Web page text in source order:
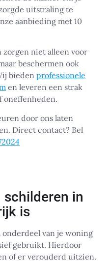
uitstraling te
aanbieding met 10
niet alleen voor
beschermen ook
bieden professionele
en leveren een strak
oneffenheden.
door ons laten
Direct contact? Bel
schilderen in
is
van je woning
gebruikt. Hierdoor
of er verouderd uitzien.